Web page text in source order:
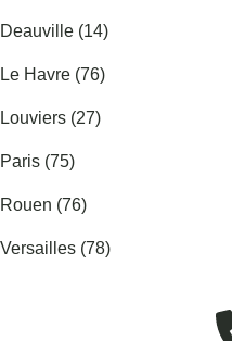
Deauville (14)
Le Havre (76)
Louviers (27)
Paris (75)
Rouen (76)
Versailles (78)